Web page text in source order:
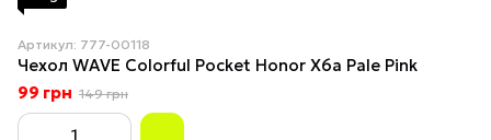
Артикул: 777-00118
Чехол WAVE Colorful Pocket Honor X6a Pale Pink
99 грн 149 грн